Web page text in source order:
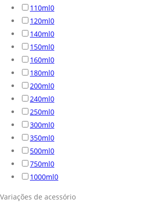
110ml0
120ml0
140ml0
150ml0
160ml0
180ml0
200ml0
240ml0
250ml0
300ml0
350ml0
500ml0
750ml0
1000ml0
Variações de acessório